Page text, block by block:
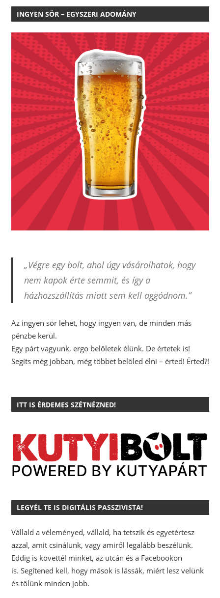
INGYEN SÖR – EGYSZERI ADOMÁNY
„Végre egy bolt, ahol úgy vásárolhatok, hogy
nem kapok érte semmit, és így a
házhozszállítás miatt sem kell aggódnom.”
Az ingyen sör lehet, hogy ingyen van, de minden más
pénzbe kerül.
Egy párt vagyunk, ergo belőletek élünk. De értetek is!
Segíts még jobban, még többet belőled élni – érted! Érted?!
ITT IS ÉRDEMES SZÉTNÉZNED!
LEGYÉL TE IS DIGITÁLIS PASSZIVISTA!
Vállald a véleményed, vállald, ha tetszik és egyetértesz
azzal, amit csinálunk, vagy amiről legalább beszélünk.
Eddig is követtél minket, az utcán és a Facebookon
is. Segítened kell, hogy mások is lássák, miért lesz velünk
és tőlünk minden jobb.